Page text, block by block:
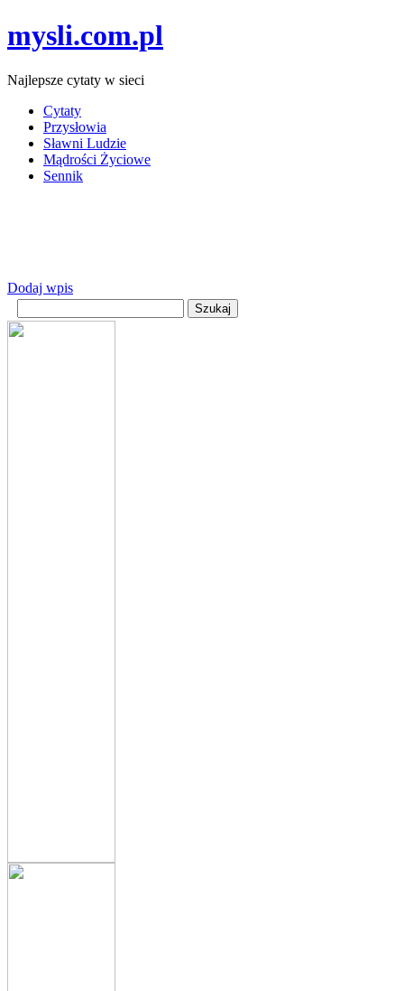
mysli.com.pl
Najlepsze cytaty w sieci
Cytaty
Przysłowia
Sławni Ludzie
Mądrości Życiowe
Sennik
Dodaj wpis